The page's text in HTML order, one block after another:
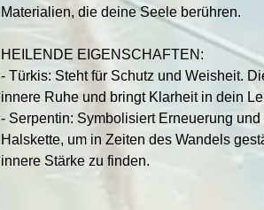
Materialien, die deine Seele berühren.
HEILENDE EIGENSCHAFTEN:
- Türkis: Steht für Schutz und Weisheit.
innere Ruhe und bringt Klarheit in dein
- Serpentin: Symbolisiert Erneuerung
Halskette, um in Zeiten des Wandels
innere Stärke zu finden.